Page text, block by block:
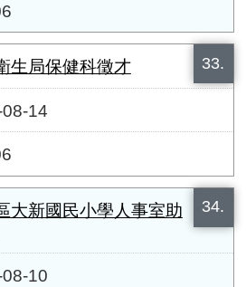
33.
生局保健科徵才
14
34.
大新國民小學人事室助
10